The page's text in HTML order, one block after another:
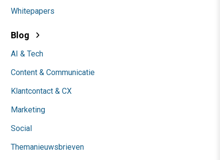
Whitepapers
Blog
AI & Tech
Content & Communicatie
Klantcontact & CX
Marketing
Social
Themanieuwsbrieven